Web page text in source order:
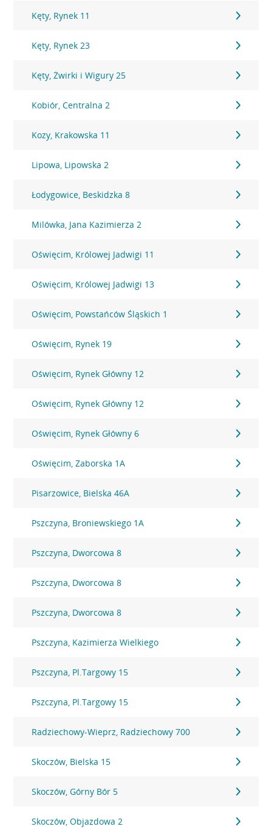
Kęty, Rynek 11
Kęty, Rynek 23
Kęty, Żwirki i Wigury 25
Kobiór, Centralna 2
Kozy, Krakowska 11
Lipowa, Lipowska 2
Łodygowice, Beskidzka 8
Milówka, Jana Kazimierza 2
Oświęcim, Królowej Jadwigi 11
Oświęcim, Królowej Jadwigi 13
Oświęcim, Powstańców Śląskich 1
Oświęcim, Rynek 19
Oświęcim, Rynek Główny 12
Oświęcim, Rynek Główny 12
Oświęcim, Rynek Główny 6
Oświęcim, Zaborska 1A
Pisarzowice, Bielska 46A
Pszczyna, Broniewskiego 1A
Pszczyna, Dworcowa 8
Pszczyna, Dworcowa 8
Pszczyna, Dworcowa 8
Pszczyna, Kazimierza Wielkiego
Pszczyna, Pl.Targowy 15
Pszczyna, Pl.Targowy 15
Radziechowy-Wieprz, Radziechowy 700
Skoczów, Bielska 15
Skoczów, Górny Bór 5
Skoczów, Objazdowa 2